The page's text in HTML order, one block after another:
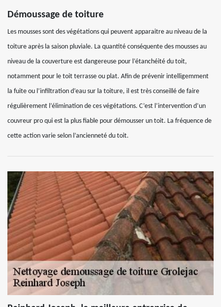
Démoussage de toiture
Les mousses sont des végétations qui peuvent apparaitre au niveau de la
toiture après la saison pluviale. La quantité conséquente des mousses au
niveau de la couverture est dangereuse pour l’étanchéité du toit,
notamment pour le toit terrasse ou plat. Afin de prévenir intelligemment
la fuite ou l’infiltration d’eau sur la toiture, il est très conseillé de faire
régulièrement l’élimination de ces végétations. C’est l’intervention d’un
couvreur pro qui est la plus fiable pour démousser un toit. La fréquence de
cette action varie selon l’ancienneté du toit.